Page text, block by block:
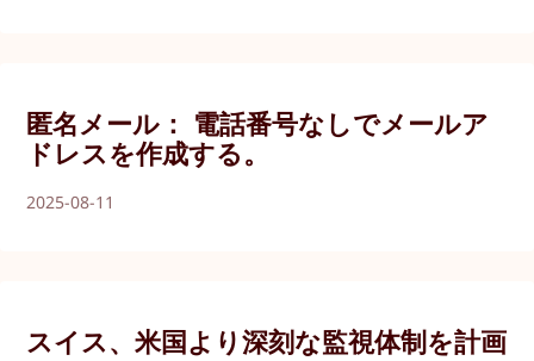
匿名メール： 電話番号なしでメールア
ドレスを作成する。
2025-08-11
スイス、米国より深刻な監視体制を計画